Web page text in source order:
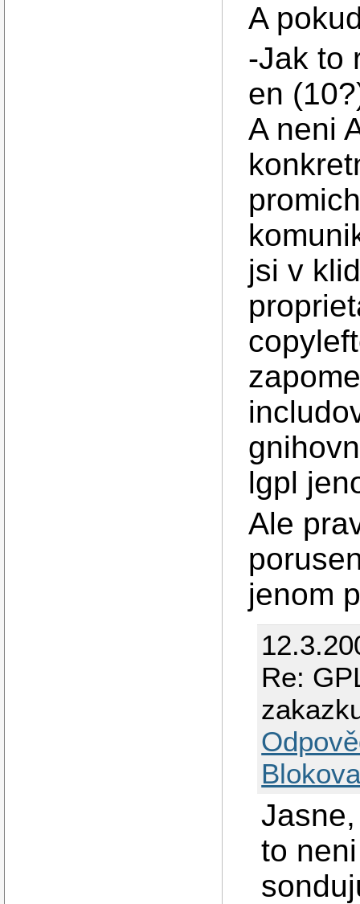
A
-Jak to
en
A neni
jsi v
lgpl
Ale
jenom
Re:
to